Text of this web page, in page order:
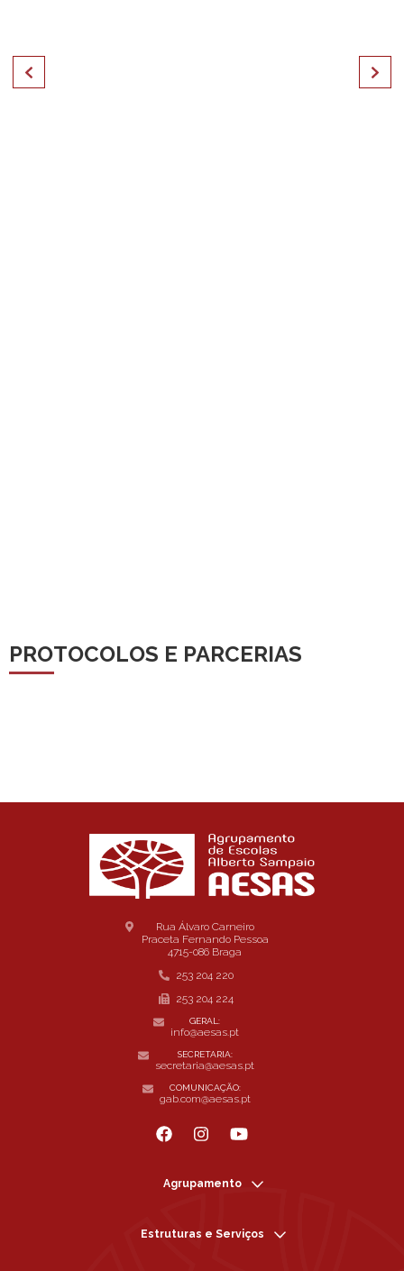
PROTOCOLOS E PARCERIAS
Rua Álvaro Carneiro
Praceta Fernando Pessoa
4715-086 Braga
253 204 220
253 204 224
GERAL:
info@aesas.pt
SECRETARIA:
secretaria@aesas.pt
COMUNICAÇÃO:
gab.com@aesas.pt
Agrupamento
Estruturas e Serviços